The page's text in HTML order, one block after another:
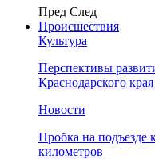
Пред След
Происшествия
Культура
Перспективы
Краснодарского
Новости
Пробка на подъезде
километров